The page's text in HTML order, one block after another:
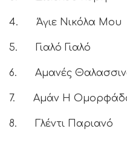
4. Άγιε Νικόλα Μου
5. Γιαλό Γιαλό
6. Αμανές
7. Αμάν Η
8. Γλέντι Παριανό